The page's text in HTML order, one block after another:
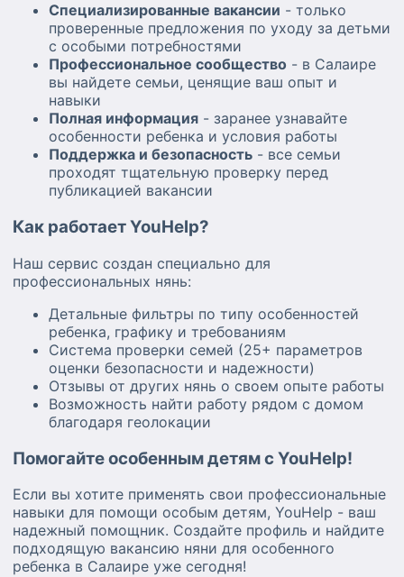
Специализированные вакансии - только
проверенные предложения по уходу за детьми
с особыми потребностями
Профессиональное сообщество - в Салаире
вы найдете семьи, ценящие ваш опыт и
навыки
Полная информация - заранее узнавайте
особенности ребенка и условия работы
Поддержка и безопасность - все семьи
проходят тщательную проверку перед
публикацией вакансии
Как работает YouHelp?
Наш сервис создан специально для
профессиональных нянь:
Детальные фильтры по типу особенностей
ребенка, графику и требованиям
Система проверки семей (25+ параметров
оценки безопасности и надежности)
Отзывы от других нянь о своем опыте работы
Возможность найти работу рядом с домом
благодаря геолокации
Помогайте особенным детям с YouHelp!
Если вы хотите применять свои профессиональные
навыки для помощи особым детям, YouHelp - ваш
надежный помощник. Создайте профиль и найдите
подходящую вакансию няни для особенного
ребенка в Салаире уже сегодня!